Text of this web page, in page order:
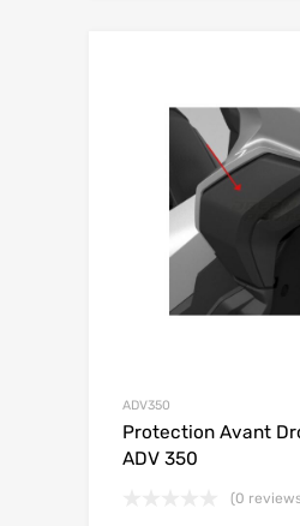
ADV350
Protection Avant
ADV 350
(0